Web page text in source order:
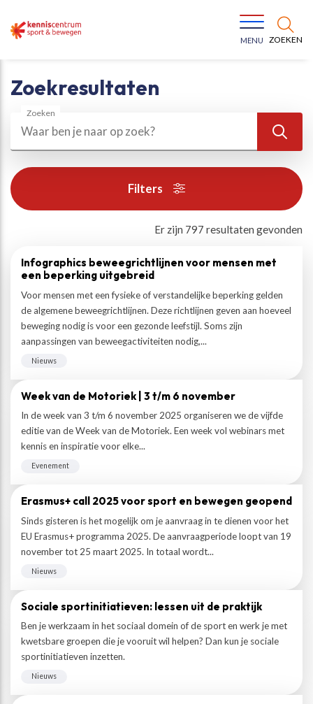
ZOEKEN
MENU
Zoekresultaten
Zoeken
Filters
Er zijn 797 resultaten gevonden
Infographics beweegrichtlijnen voor mensen met
een beperking uitgebreid
Voor mensen met een fysieke of verstandelijke beperking gelden
de algemene beweegrichtlijnen. Deze richtlijnen geven aan hoeveel
beweging nodig is voor een gezonde leefstijl. Soms zijn
aanpassingen van beweegactiviteiten nodig,...
Nieuws
Week van de Motoriek | 3 t/m 6 november
In de week van 3 t/m 6 november 2025 organiseren we de vijfde
editie van de Week van de Motoriek. Een week vol webinars met
kennis en inspiratie voor elke...
Evenement
Erasmus+ call 2025 voor sport en bewegen geopend
Sinds gisteren is het mogelijk om je aanvraag in te dienen voor het
EU Erasmus+ programma 2025. De aanvraagperiode loopt van 19
november tot 25 maart 2025. In totaal wordt...
Nieuws
Sociale sportinitiatieven: lessen uit de praktijk
Ben je werkzaam in het sociaal domein of de sport en werk je met
kwetsbare groepen die je vooruit wil helpen? Dan kun je sociale
sportinitiatieven inzetten.
Nieuws
Bewegen voor een gezonde leefstijl
Vitaal ouder worden
Maatschappelijke waarde
Beweegvriendelijke omgeving
Kansengelijkheid
Paralympische topsport
Esports, gaming en gamification
Alle thema’s
Onze werkwijze
Organisatie
Werken bij
Persvoorlichting en Public Affairs